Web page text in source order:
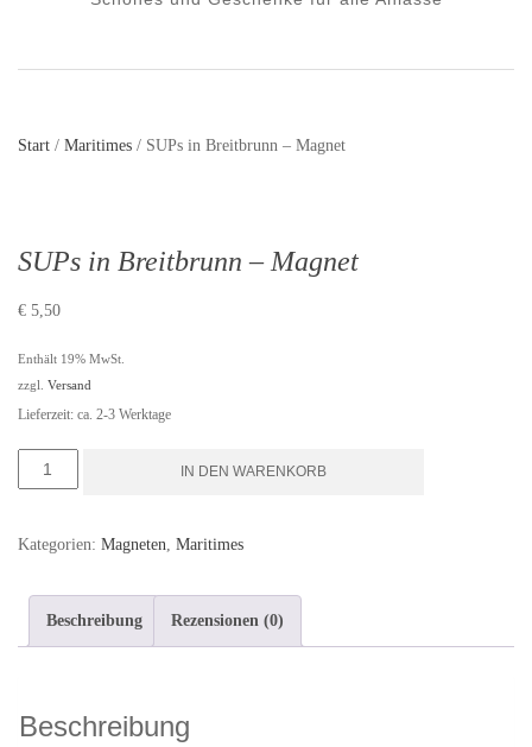
Start / Maritimes / SUPs in Breitbrunn – Magnet
SUPs in Breitbrunn – Magnet
€ 5,50
Enthält 19% MwSt.
zzgl. Versand
Lieferzeit: ca. 2-3 Werktage
SUPs
Magnet
Menge
IN DEN WARENKORB
Kategorien: Magneten, Maritimes
Beschreibung Rezensionen (0)
Beschreibung